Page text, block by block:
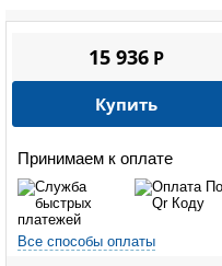
Принимаем к оплате
Все способы оплаты
15 936P
Купить